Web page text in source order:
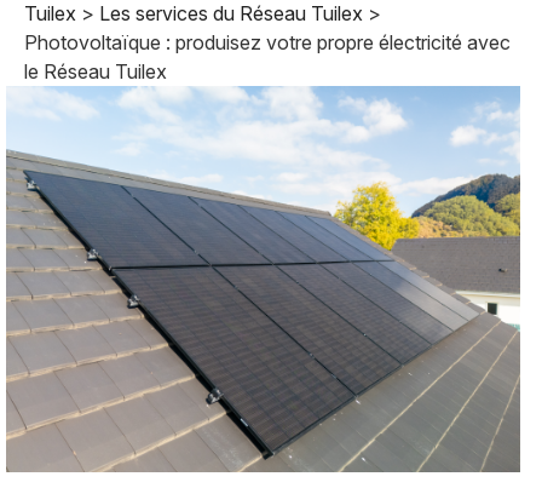
Tuilex> Les services du Réseau Tuilex>
Photovoltaïque : produisez votre propre électricité avec
le Réseau Tuilex